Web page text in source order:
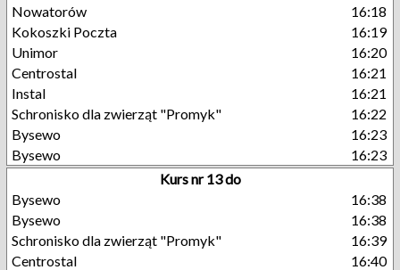
Nowatorów
16:18
Kokoszki Poczta
16:19
Unimor
16:20
Centrostal
16:21
Instal
16:21
Schronisko dla zwierząt "Promyk"
16:22
Bysewo
16:23
Bysewo
16:23
Kurs nr 13 do
Bysewo
16:38
Bysewo
16:38
Schronisko dla zwierząt "Promyk"
16:39
Centrostal
16:40